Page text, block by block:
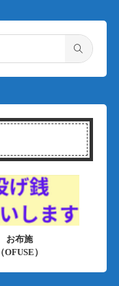
お布施
（OFUSE）